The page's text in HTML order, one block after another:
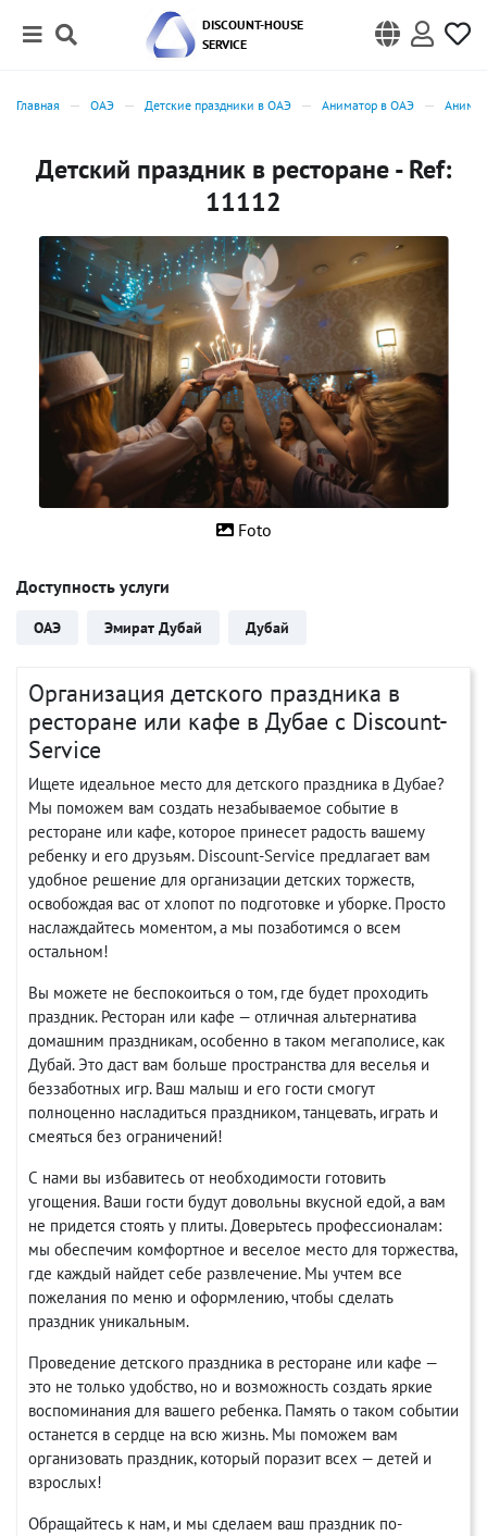
DISCOUNT-HOUSE
SERVICE
Главная ОАЭ Детские праздники в ОАЭ Аниматор в ОАЭ
Детский праздник в ресторане - Ref:
11112
Foto
Доступность услуги
ОАЭ Эмират Дубай Дубай
Организация детского праздника в
ресторане или кафе в Дубае с Discount-
Service
Ищете идеальное место для детского праздника в Дубае?
Мы поможем вам создать незабываемое событие в
ресторане или кафе, которое принесет радость вашему
ребенку и его друзьям. Discount-Service предлагает вам
удобное решение для организации детских торжеств,
освобождая вас от хлопот по подготовке и уборке. Просто
наслаждайтесь моментом, а мы позаботимся о всем
остальном!
Вы можете не беспокоиться о том, где будет проходить
праздник. Ресторан или кафе — отличная альтернатива
домашним праздникам, особенно в таком мегаполисе, как
Дубай. Это даст вам больше пространства для веселья и
беззаботных игр. Ваш малыш и его гости смогут
полноценно насладиться праздником, танцевать, играть и
смеяться без ограничений!
С нами вы избавитесь от необходимости готовить
угощения. Ваши гости будут довольны вкусной едой, а вам
не придется стоять у плиты. Доверьтесь профессионалам:
мы обеспечим комфортное и веселое место для торжества,
где каждый найдет себе развлечение. Мы учтем все
пожелания по меню и оформлению, чтобы сделать
праздник уникальным.
Проведение детского праздника в ресторане или кафе —
это не только удобство, но и возможность создать яркие
воспоминания для вашего ребенка. Память о таком событии
останется в сердце на всю жизнь. Мы поможем вам
организовать праздник, который поразит всех — детей и
взрослых!
Обращайтесь к нам, и мы сделаем ваш праздник по-